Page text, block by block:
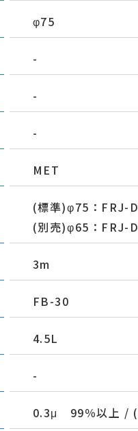
φ75
-
-
-
MET
(標準)φ75：FRJ-
(別売)φ65：FRJ-
3m
FB-30
4.5L
-
0.3μ 99％以上 /